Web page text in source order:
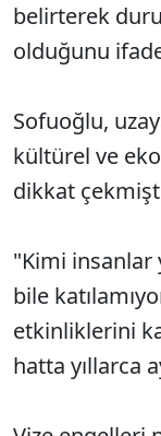
belirterek
olduğunu
Sofuoğlu,
kültürel ve
dikkat
"Kimi insanlar
bile
etkinliklerini
hatta yıllarca